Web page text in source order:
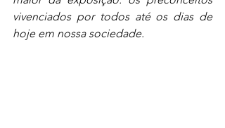
vivenciados por todos até os dias de
hoje em nossa sociedade.